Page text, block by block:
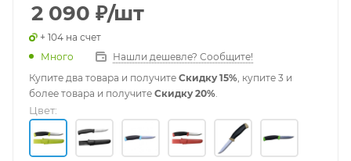
2 090 ₽/шт
+ 104 на счет
Много
Нашли дешевле? Сообщите!
Купите два товара и получите Скидку 15%, купите 3 и
более товара и получите Скидку 20%.
Цвет: